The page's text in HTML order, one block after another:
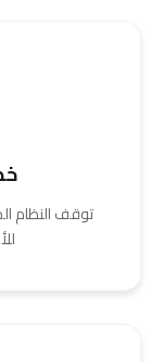
توقف النظام